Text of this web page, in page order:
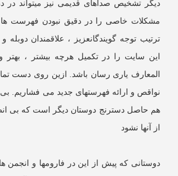
تشخیص صداهای قدیمی نیز میتواند در درج
خاصی را در دقیق نبودن فهرست ها
توجه گویندگانعزیز ، علاقمندان دوبله و سایر
سایت را در تکمیل هرچه بیشتر ، بهتر و دقیق
یاری رسان باشد. ازین روی دست تمام
و ارائه فهرستهای جدید می فشاریم. بی گمان
حاصل دسترنج دوستان دیگر است که بی انصافی
آنها نشود
که پیش از این در فارومها و انجمن ها و